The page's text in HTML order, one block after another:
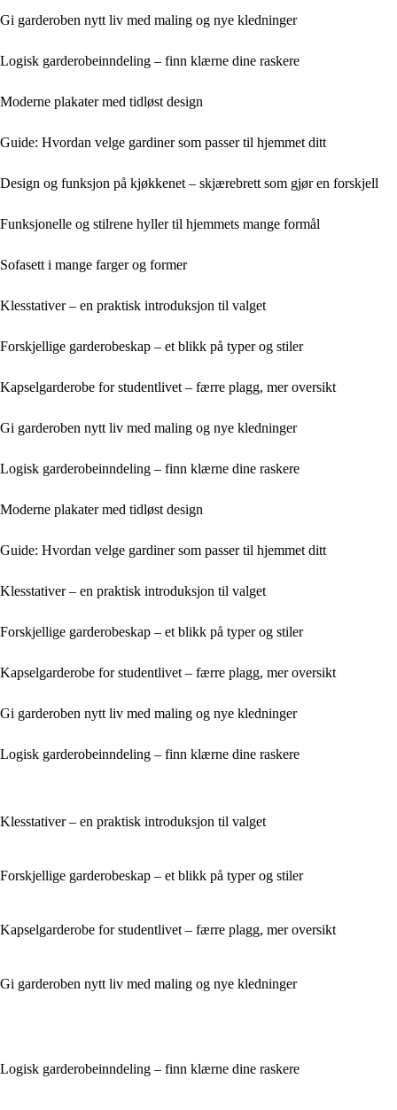
Gi garderoben nytt liv med maling og nye kledninger
Logisk garderobeinndeling – finn klærne dine raskere
Moderne plakater med tidløst design
Guide: Hvordan velge gardiner som passer til hjemmet ditt
Design og funksjon på kjøkkenet – skjærebrett som gjør en forskjell
Funksjonelle og stilrene hyller til hjemmets mange formål
Sofasett i mange farger og former
Klesstativer – en praktisk introduksjon til valget
Forskjellige garderobeskap – et blikk på typer og stiler
Kapselgarderobe for studentlivet – færre plagg, mer oversikt
Gi garderoben nytt liv med maling og nye kledninger
Logisk garderobeinndeling – finn klærne dine raskere
Moderne plakater med tidløst design
Guide: Hvordan velge gardiner som passer til hjemmet ditt
Klesstativer – en praktisk introduksjon til valget
Forskjellige garderobeskap – et blikk på typer og stiler
Kapselgarderobe for studentlivet – færre plagg, mer oversikt
Gi garderoben nytt liv med maling og nye kledninger
Logisk garderobeinndeling – finn klærne dine raskere
Klesstativer – en praktisk introduksjon til valget
Forskjellige garderobeskap – et blikk på typer og stiler
Kapselgarderobe for studentlivet – færre plagg, mer oversikt
Gi garderoben nytt liv med maling og nye kledninger
Logisk garderobeinndeling – finn klærne dine raskere